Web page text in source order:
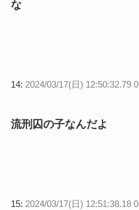
な
14: 2024/03/17(日) 12:50:32.79 0
流刑囚の子なんだよ
15: 2024/03/17(日) 12:51:38.18 0